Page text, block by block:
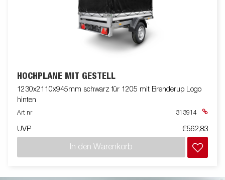
HOCHPLANE MIT GESTELL
1230x2110x945mm schwarz für 1205 mit Brenderup Logo
hinten
Art nr 313914
UVP €562,83
In den Warenkorb